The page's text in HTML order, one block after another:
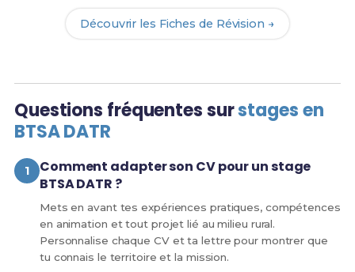
Découvrir les Fiches de Révision →
Questions fréquentes surstages en
BTSA DATR
Comment adapter son CV pour un stage
BTSA DATR ?
Mets en avant tes expériences pratiques, compétences
en animation et tout projet lié au milieu rural.
Personnalise chaque CV et ta lettre pour montrer que
tu connais le territoire et la mission.